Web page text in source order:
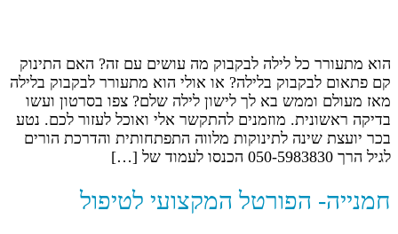
הוא מתעורר כל לילה לבקבוק מה עושים עם זה? האם התינוק
קם פתאום לבקבוק בלילה? או אולי הוא מתעורר לבקבוק בלילה
מאז מעולם וממש בא לך לישון לילה שלם? צפו בסרטון ועשו
בדיקה ראשונית. מוזמנים להתקשר אלי ואוכל לעזור לכם. נטע
בכר יועצת שינה לתינוקות מלווה התפתחותית והדרכת הורים
לגיל הרך 050-5983830 הכנסו לעמוד של […]
חמנייה- הפורטל המקצועי לטיפול